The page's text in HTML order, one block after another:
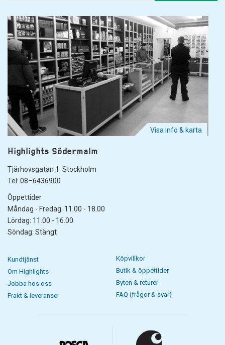
Visa info & karta
Highlights Södermalm
Tjärhovsgatan 1. Stockholm
Tel: 08–6436900
Öppettider
Måndag - Fredag: 11.00 - 18.00
Lördag: 11.00 - 16.00
Söndag: Stängt
Kundtjänst
Om Highlights
Jobba hos oss
Frakt & leveranser
Köpvillkor
Butik & öppettider
Byten & returer
FAQ (frågor & svar)